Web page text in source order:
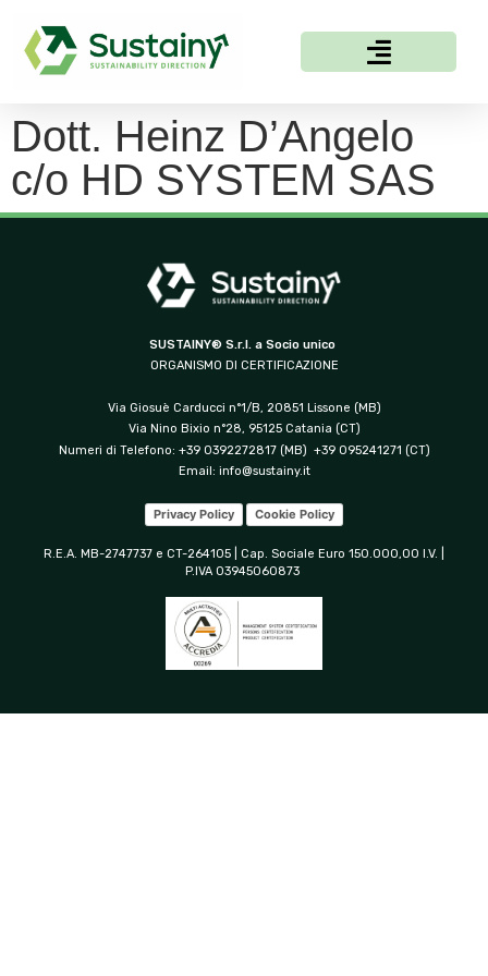
Dott. Heinz D’Angelo
c/o HD SYSTEM SAS
SUSTAINY® S.r.l. a Socio unico
ORGANISMO DI CERTIFICAZIONE
Via Giosuè Carducci n°1/B, 20851 Lissone (MB)
Via Nino Bixio n°28, 95125 Catania (CT)
Numeri di Telefono: +39 0392272817 (MB) +39 095241271 (CT)
Email: info@sustainy.it
Privacy Policy Cookie Policy
R.E.A. MB-2747737 e CT-264105 | Cap. Sociale Euro 150.000,00 I.V. |
P.IVA 03945060873